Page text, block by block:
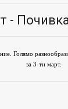
-
Голямо
за 3-ти март.